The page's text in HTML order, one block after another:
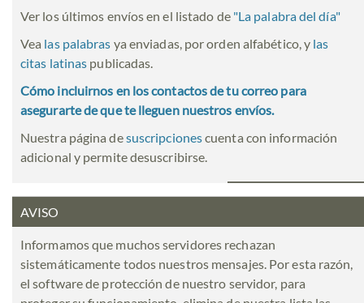
Ver los últimos envíos en el listado de "La palabra del día"
Vea las palabras ya enviadas, por orden alfabético, y las
citas latinas publicadas.
Cómo incluirnos en los contactos de tu correo para
asegurarte de que te lleguen nuestros envíos.
Nuestra página desuscripcionescuenta con información
adicional y permite desuscribirse.
AVISO
Informamos que muchos servidores rechazan
sistemáticamente todos nuestros mensajes. Por esta razón,
el software de protección de nuestro servidor, para